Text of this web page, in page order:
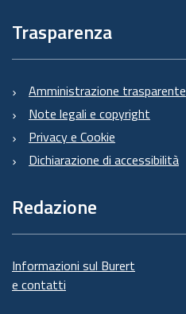
Trasparenza
Amministrazione trasparente
Note legali e copyright
Privacy e Cookie
Dichiarazione di accessibilità
Redazione
Informazioni sul Burert
e contatti